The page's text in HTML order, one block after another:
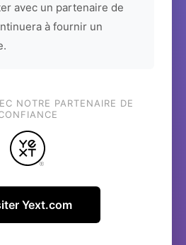
avec un partenaire de
à fournir un
NOTRE PARTENAIRE DE
Yext.com